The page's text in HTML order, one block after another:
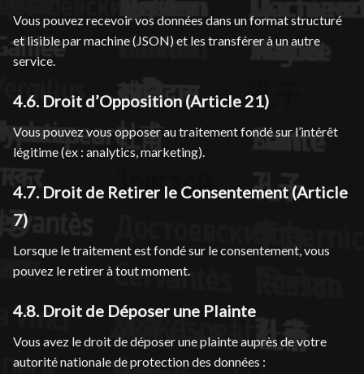
Vous pouvez recevoir vos données dans un format structuré
et lisible par machine (JSON) et les transférer à un autre
service.
4.6. Droit d’Opposition (Article 21)
Vous pouvez vous opposer au traitement fondé sur l’intérêt
légitime (ex : analytics, marketing).
4.7. Droit de Retirer le Consentement (Article
7)
Lorsque le traitement est fondé sur le consentement, vous
pouvez le retirer à tout moment.
4.8. Droit de Déposer une Plainte
Vous avez le droit de déposer une plainte auprès de votre
autorité nationale de protection des données :